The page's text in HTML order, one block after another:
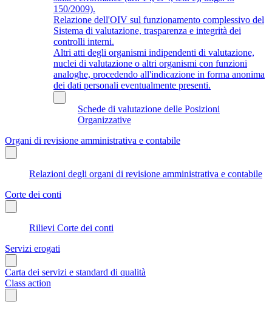
150/2009).
Relazione dell'OIV sul funzionamento complessivo del
Sistema di valutazione, trasparenza e integrità dei
controlli interni.
Altri atti degli organismi indipendenti di valutazione,
nuclei di valutazione o altri organismi con funzioni
analoghe, procedendo all'indicazione in forma anonima
dei dati personali eventualmente presenti.
Schede di valutazione delle Posizioni
Organizzative
Organi di revisione amministrativa e contabile
Relazioni degli organi di revisione amministrativa e contabile
Corte dei conti
Rilievi Corte dei conti
Servizi erogati
Carta dei servizi e standard di qualità
Class action